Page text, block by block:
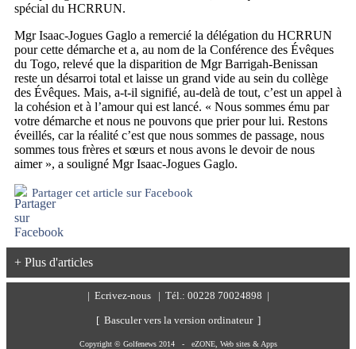
spécial du HCRRUN.
Mgr Isaac-Jogues Gaglo a remercié la délégation du HCRRUN
pour cette démarche et a, au nom de la Conférence des Évêques
du Togo, relevé que la disparition de Mgr Barrigah-Benissan
reste un désarroi total et laisse un grand vide au sein du collège
des Évêques. Mais, a-t-il signifié, au-delà de tout, c’est un appel à
la cohésion et à l’amour qui est lancé. « Nous sommes ému par
votre démarche et nous ne pouvons que prier pour lui. Restons
éveillés, car la réalité c’est que nous sommes de passage, nous
sommes tous frères et sœurs et nous avons le devoir de nous
aimer », a souligné Mgr Isaac-Jogues Gaglo.
Partager cet article sur Facebook
+ Plus d'articles
Ecrivez-nous | Tél.: 00228 70024898 |
[ Basculer vers la version ordinateur ]
Copyright © Golfenews 2014 - eZONE, Web sites & Apps